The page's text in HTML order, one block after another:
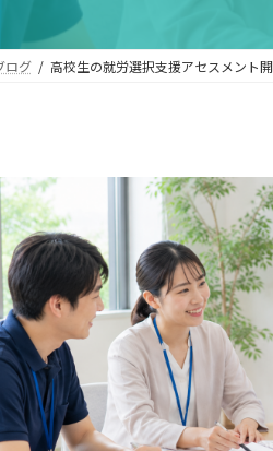
ログ 高校生の就労選択支援アセスメント